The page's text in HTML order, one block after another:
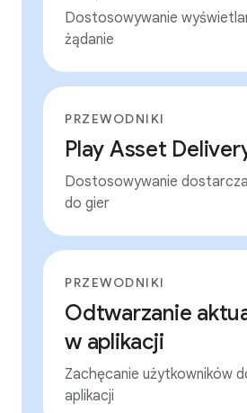
Dostosowywanie
żądanie
PRZEWODNIKI
Play Asset
Dostosowywanie
do gier
PRZEWODNIKI
Odtwarzanie
w aplikacji
Zachęcanie użytkowników
aplikacji